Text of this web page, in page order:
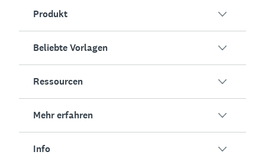
Produkt
Umfragen
KI-Umfragegenerator
Online-Formulare
Marktforschung
Beliebte Vorlagen
Mitarbeiterengagement
Event-Feedback
Ressourcen
Blog
Mehr erfahren
Info